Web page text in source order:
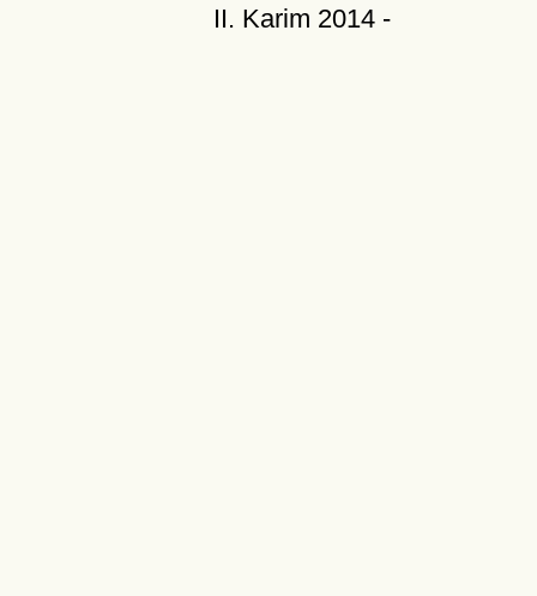
II. Karim 2014 -